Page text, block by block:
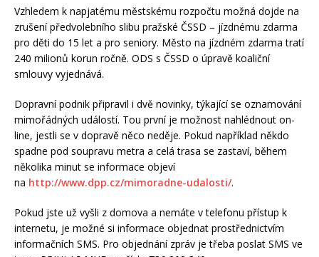
Vzhledem k napjatému městskému rozpočtu možná dojde na
zrušení předvolebního slibu pražské ČSSD – jízdnému zdarma
pro děti do 15 let a pro seniory. Město na jízdném zdarma tratí
240 milionů korun ročně. ODS s ČSSD o úpravě koaliční
smlouvy vyjednává.
Dopravní podnik připravil i dvě novinky, týkající se oznamování
mimořádných událostí. Tou první je možnost nahlédnout on-
line, jestli se v dopravě něco neděje. Pokud například někdo
spadne pod soupravu metra a celá trasa se zastaví, během
několika minut se informace objeví
na http://www.dpp.cz/mimoradne-udalosti/.
Pokud jste už vyšli z domova a nemáte v telefonu přístup k
internetu, je možné si informace objednat prostřednictvím
informačních SMS. Pro objednání zpráv je třeba poslat SMS ve